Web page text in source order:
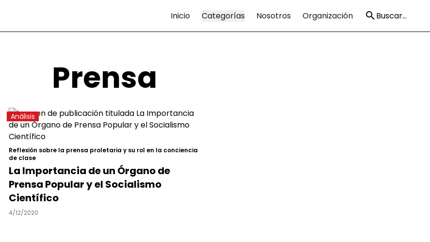
Inicio Categorías Nosotros Organización Buscar...
Prensa
Análisis
Reflexión sobre la prensa proletaria y su rol en la conciencia
de clase
La Importancia de un Órgano de
Prensa Popular y el Socialismo
Científico
4/12/2020